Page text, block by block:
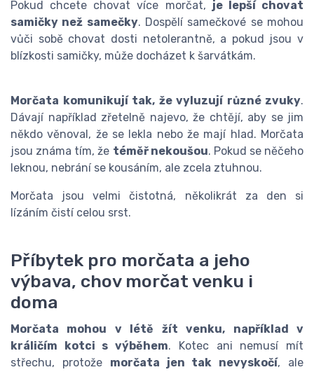
Pokud chcete chovat více morčat, je lepší chovat
samičky než samečky. Dospělí samečkové se mohou
vůči sobě chovat dosti netolerantně, a pokud jsou v
blízkosti samičky, může docházet k šarvátkám.
Morčata komunikují tak, že vyluzují různé zvuky.
Dávají například zřetelně najevo, že chtějí, aby se jim
někdo věnoval, že se lekla nebo že mají hlad. Morčata
jsou známa tím, že téměř nekoušou. Pokud se něčeho
leknou, nebrání se kousáním, ale zcela ztuhnou.
Morčata jsou velmi čistotná, několikrát za den si
lízáním čistí celou srst.
Příbytek pro morčata a jeho
výbava, chov morčat venku i
doma
Morčata mohou v létě žít venku, například v
králičím kotci s výběhem. Kotec ani nemusí mít
střechu, protože morčata jen tak nevyskočí, ale